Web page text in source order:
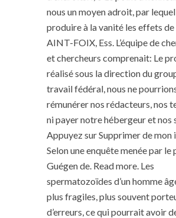
nous un moyen adroit, par
produire à la vanité les effets
AINT-FOIX, Ess. L’équipe de
et chercheurs comprenait: Le
réalisé sous la direction du
travail fédéral, nous ne
rémunérer nos rédacteurs, nos
ni payer notre hébergeur et nos
Appuyez sur Supprimer de mon
Selon une enquête menée par le
Guégen de. Read more. Les
spermatozoïdes d’un homme
plus fragiles, plus souvent
d’erreurs, ce qui pourrait avoir